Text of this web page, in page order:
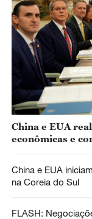
China e EUA
econômicas e
China e EUA
na Coreia do Sul
FLASH: